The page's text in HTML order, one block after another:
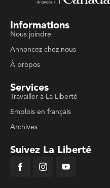
Informations
Nous joindre
Annoncez chez nous
À propos
Services
Travailler à La Liberté
Emplois en français
Archives
Suivez La Liberté